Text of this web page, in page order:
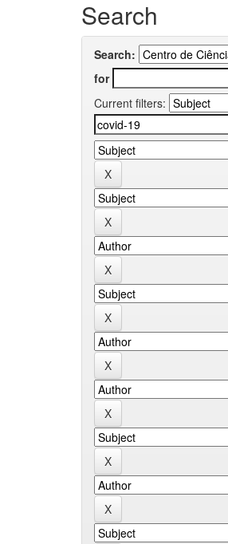
Search
Search:
for
Current filters: